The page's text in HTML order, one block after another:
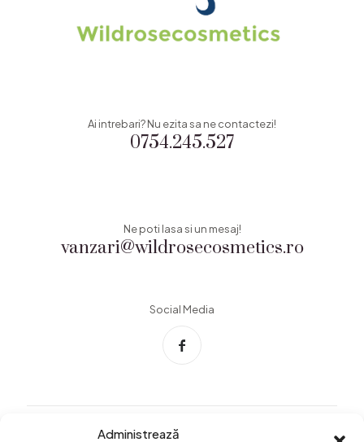
Administrează
0754.245.527
Ai intrebari? Nu ezita sa ne contactezi!
vanzari@wildrosecosmetics.ro
Ne poti lasa si un mesaj!
Social Media